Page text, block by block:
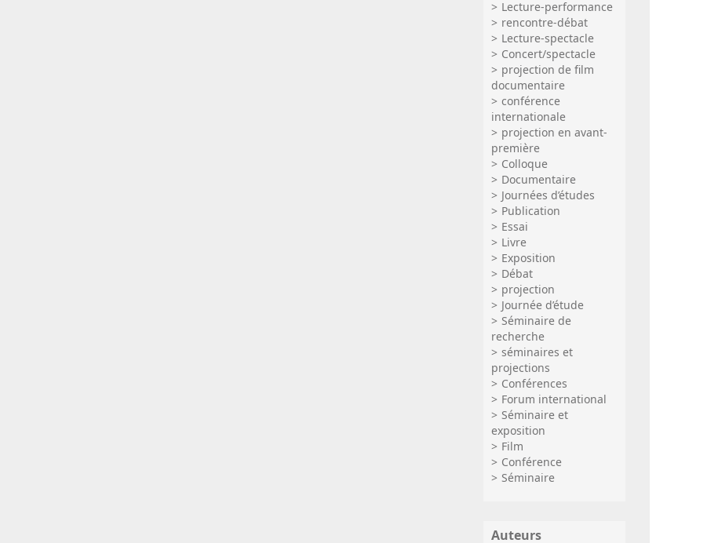
Lecture-performance
rencontre-débat
Lecture-spectacle
Concert/spectacle
projection de film
documentaire
conférence
internationale
projection en avant-
première
Colloque
Documentaire
Journées d’études
Publication
Essai
Livre
Exposition
Débat
projection
Journée d’étude
Séminaire de
recherche
séminaires et
projections
Conférences
Forum international
Séminaire et
exposition
Film
Conférence
Séminaire
Auteurs